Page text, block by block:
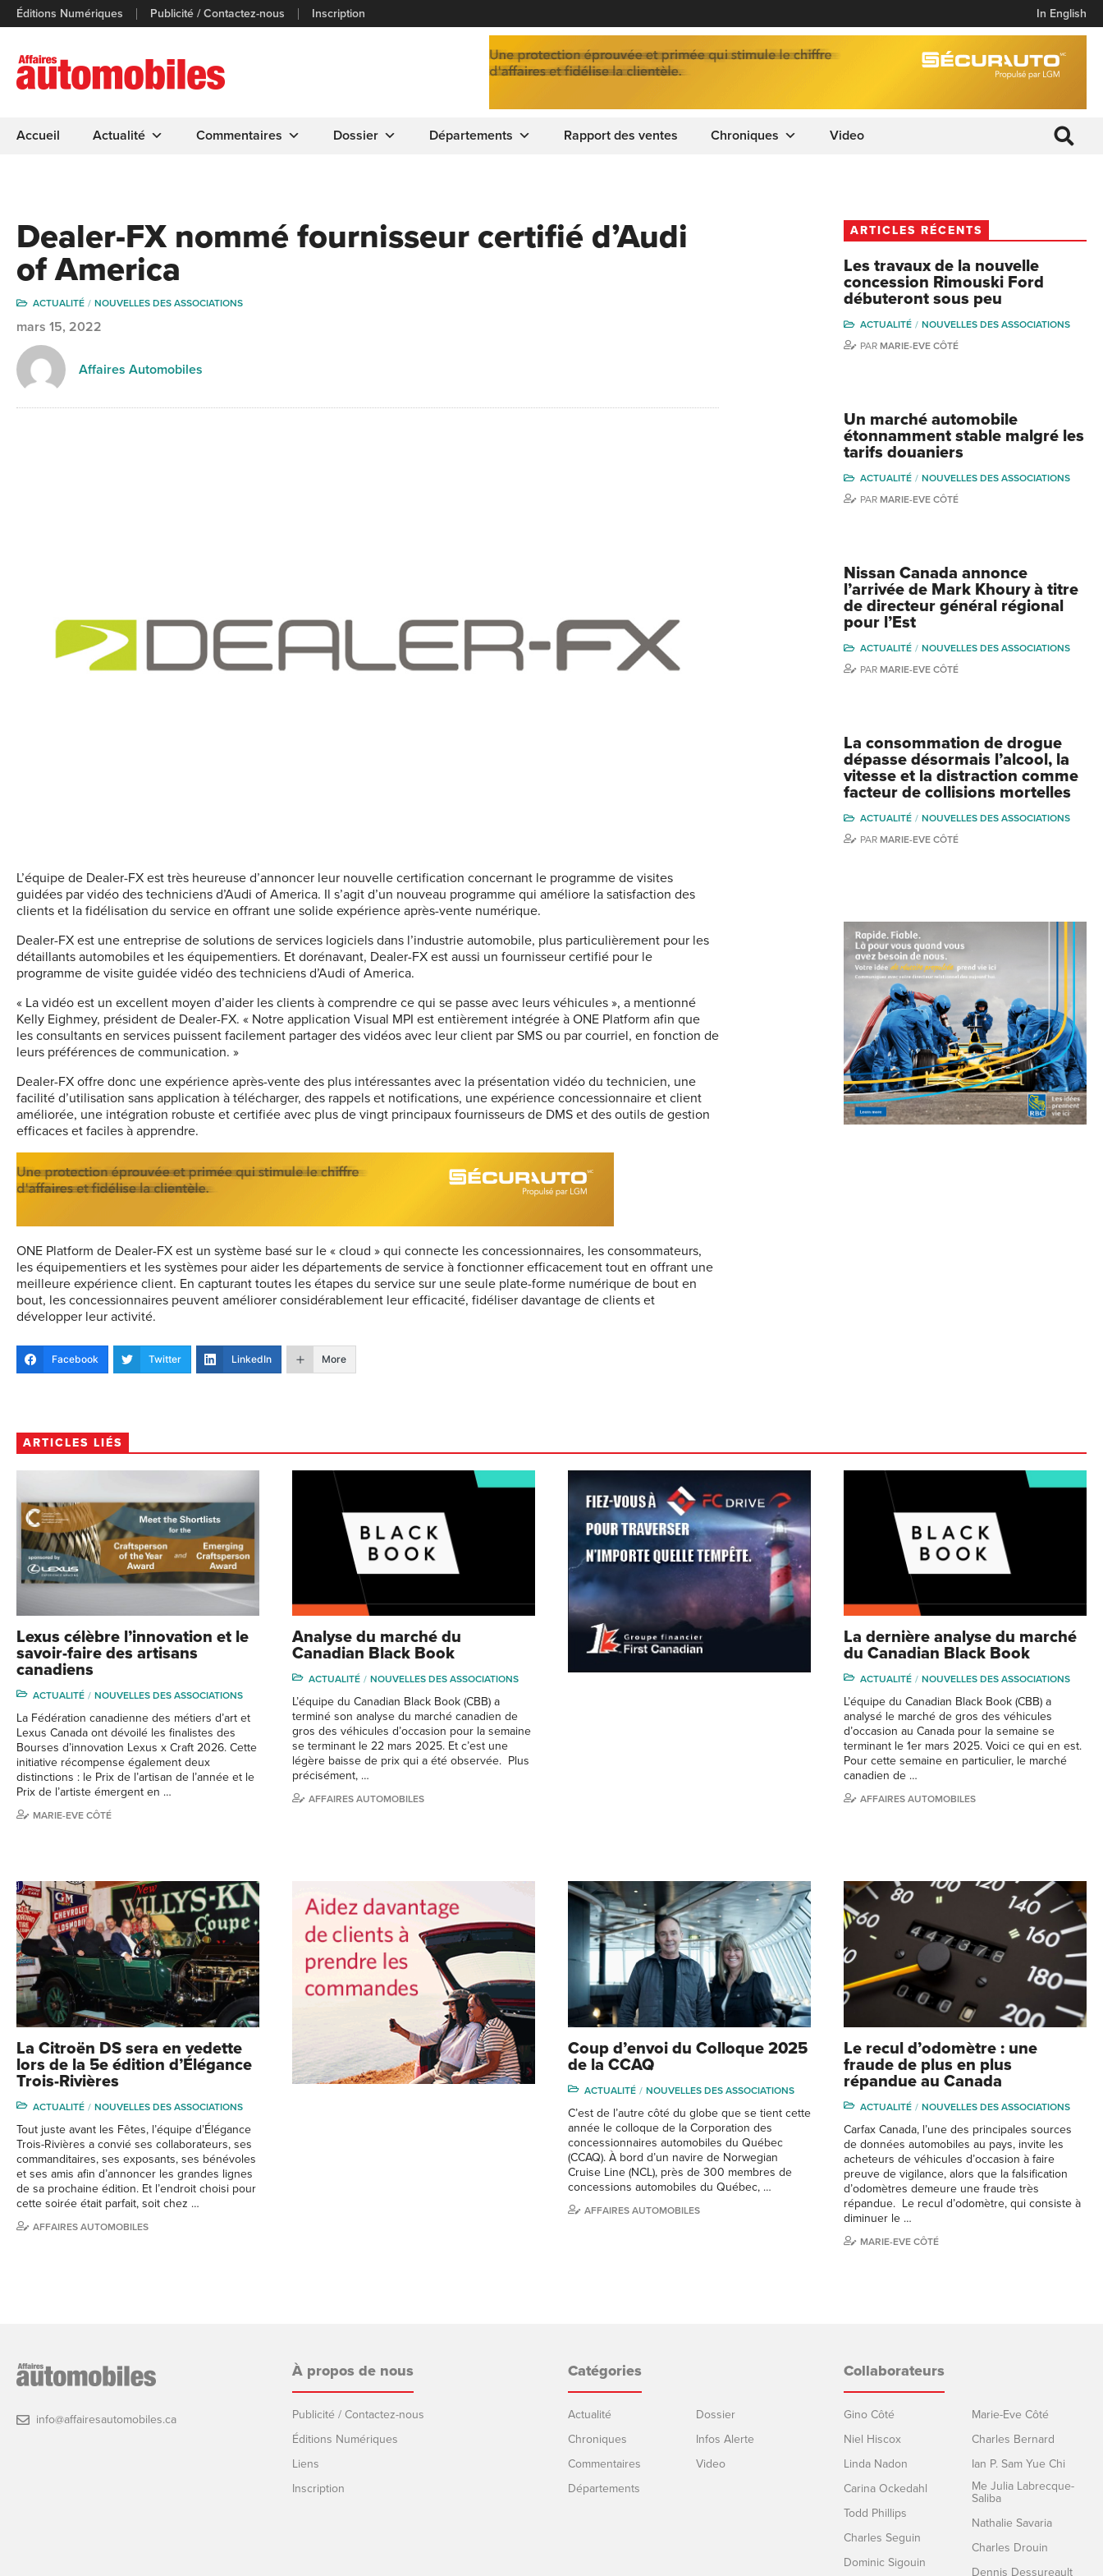
Éditions Numériques Publicité / Contactez-nous Inscription In English
Accueil Actualité Commentaires Dossier Départements Rapport des ventes Chroniques Video
Dealer-FX nommé fournisseur certifié d’Audi
of America
ACTUALITÉ NOUVELLES DES ASSOCIATIONS
mars 15, 2022
Affaires Automobiles
L’équipe de Dealer-FX est très heureuse d’annoncer leur nouvelle certification concernant le programme de visites
guidées par vidéo des techniciens d’Audi of America. Il s’agit d’un nouveau programme qui améliore la satisfaction des
clients et la fidélisation du service en offrant une solide expérience après-vente numérique.
Dealer-FX est une entreprise de solutions de services logiciels dans l’industrie automobile, plus particulièrement pour les
détaillants automobiles et les équipementiers. Et dorénavant, Dealer-FX est aussi un fournisseur certifié pour le
programme de visite guidée vidéo des techniciens d’Audi of America.
« La vidéo est un excellent moyen d’aider les clients à comprendre ce qui se passe avec leurs véhicules », a mentionné
Kelly Eighmey, président de Dealer-FX. « Notre application Visual MPI est entièrement intégrée à ONE Platform afin que
les consultants en services puissent facilement partager des vidéos avec leur client par SMS ou par courriel, en fonction de
leurs préférences de communication. »
Dealer-FX offre donc une expérience après-vente des plus intéressantes avec la présentation vidéo du technicien, une
facilité d’utilisation sans application à télécharger, des rappels et notifications, une expérience concessionnaire et client
améliorée, une intégration robuste et certifiée avec plus de vingt principaux fournisseurs de DMS et des outils de gestion
efficaces et faciles à apprendre.
ONE Platform de Dealer-FX est un système basé sur le « cloud » qui connecte les concessionnaires, les consommateurs,
les équipementiers et les systèmes pour aider les départements de service à fonctionner efficacement tout en offrant une
meilleure expérience client. En capturant toutes les étapes du service sur une seule plate-forme numérique de bout en
bout, les concessionnaires peuvent améliorer considérablement leur efficacité, fidéliser davantage de clients et
développer leur activité.
Facebook Twitter LinkedIn More
ARTICLES RÉCENTS
Les travaux de la nouvelle
concession Rimouski Ford
débuteront sous peu
ACTUALITÉ
NOUVELLES DES ASSOCIATIONS
PAR MARIE-EVE CÔTÉ
Un marché automobile
étonnamment stable malgré les
tarifs douaniers
ACTUALITÉ
NOUVELLES DES ASSOCIATIONS
PAR MARIE-EVE CÔTÉ
Nissan Canada annonce
l’arrivée de Mark Khoury à titre
de directeur général régional
pour l’Est
ACTUALITÉ
NOUVELLES DES ASSOCIATIONS
PAR MARIE-EVE CÔTÉ
La consommation de drogue
dépasse désormais l’alcool, la
vitesse et la distraction comme
facteur de collisions mortelles
ACTUALITÉ
NOUVELLES DES ASSOCIATIONS
PAR MARIE-EVE CÔTÉ
ARTICLES LIÉS
Lexus célèbre l’innovation et le
savoir-faire des artisans
canadiens
ACTUALITÉ NOUVELLES DES ASSOCIATIONS
La Fédération canadienne des métiers d’art et
Lexus Canada ont dévoilé les finalistes des
Bourses d’innovation Lexus x Craft 2026. Cette
initiative récompense également deux
distinctions : le Prix de l’artisan de l’année et le
Prix de l’artiste émergent en …
MARIE-EVE CÔTÉ
Analyse du marché du
Canadian Black Book
ACTUALITÉ NOUVELLES DES ASSOCIATIONS
L’équipe du Canadian Black Book (CBB) a
terminé son analyse du marché canadien de
gros des véhicules d’occasion pour la semaine
se terminant le 22 mars 2025. Et c’est une
légère baisse de prix qui a été observée. Plus
précisément, …
AFFAIRES AUTOMOBILES
La dernière analyse du marché
du Canadian Black Book
ACTUALITÉ NOUVELLES DES ASSOCIATIONS
L’équipe du Canadian Black Book (CBB) a
analysé le marché de gros des véhicules
d’occasion au Canada pour la semaine se
terminant le 1er mars 2025. Voici ce qui en est.
Pour cette semaine en particulier, le marché
canadien de …
AFFAIRES AUTOMOBILES
La Citroën DS sera en vedette
lors de la 5e édition d’Élégance
Trois-Rivières
ACTUALITÉ NOUVELLES DES ASSOCIATIONS
Tout juste avant les Fêtes, l’équipe d’Élégance
Trois-Rivières a convié ses collaborateurs, ses
commanditaires, ses exposants, ses bénévoles
et ses amis afin d’annoncer les grandes lignes
de sa prochaine édition. Et l’endroit choisi pour
cette soirée était parfait, soit chez …
AFFAIRES AUTOMOBILES
Coup d’envoi du Colloque 2025
de la CCAQ
ACTUALITÉ NOUVELLES DES ASSOCIATIONS
C’est de l’autre côté du globe que se tient cette
année le colloque de la Corporation des
concessionnaires automobiles du Québec
(CCAQ). À bord d’un navire de Norwegian
Cruise Line (NCL), près de 300 membres de
concessions automobiles du Québec, …
AFFAIRES AUTOMOBILES
Le recul d’odomètre : une
fraude de plus en plus
répandue au Canada
ACTUALITÉ NOUVELLES DES ASSOCIATIONS
Carfax Canada, l’une des principales sources
de données automobiles au pays, invite les
acheteurs de véhicules d’occasion à faire
preuve de vigilance, alors que la falsification
d’odomètres demeure une fraude très
répandue. Le recul d’odomètre, qui consiste à
diminuer le …
MARIE-EVE CÔTÉ
info@affairesautomobiles.ca
À propos de nous
Publicité / Contactez-nous
Éditions Numériques
Liens
Inscription
Catégories
Actualité
Chroniques
Commentaires
Départements
Dossier
Infos Alerte
Video
Collaborateurs
Gino Côté
Niel Hiscox
Linda Nadon
Carina Ockedahl
Todd Phillips
Charles Seguin
Dominic Sigouin
Marie-Eve Côté
Charles Bernard
Ian P. Sam Yue Chi
Me Julia Labrecque-
Saliba
Nathalie Savaria
Charles Drouin
Dennis Dessureault